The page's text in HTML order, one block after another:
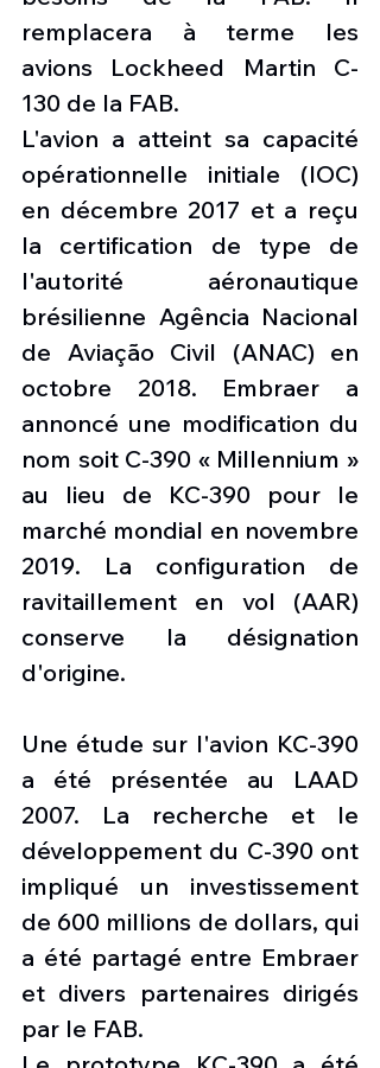
remplacera à terme les
avions Lockheed Martin C-
130 de la FAB.
L'avion a atteint sa capacité
opérationnelle initiale (IOC)
en décembre 2017 et a reçu
la certification de type de
l'autorité aéronautique
brésilienne Agência Nacional
de Aviação Civil (ANAC) en
octobre 2018. Embraer a
annoncé une modification du
nom soit C-390 « Millennium »
au lieu de KC-390 pour le
marché mondial en novembre
2019. La configuration de
ravitaillement en vol (AAR)
conserve la désignation
d'origine.
Une étude sur l'avion KC-390
a été présentée au LAAD
2007. La recherche et le
développement du C-390 ont
impliqué un investissement
de 600 millions de dollars, qui
a été partagé entre Embraer
et divers partenaires dirigés
par le FAB.